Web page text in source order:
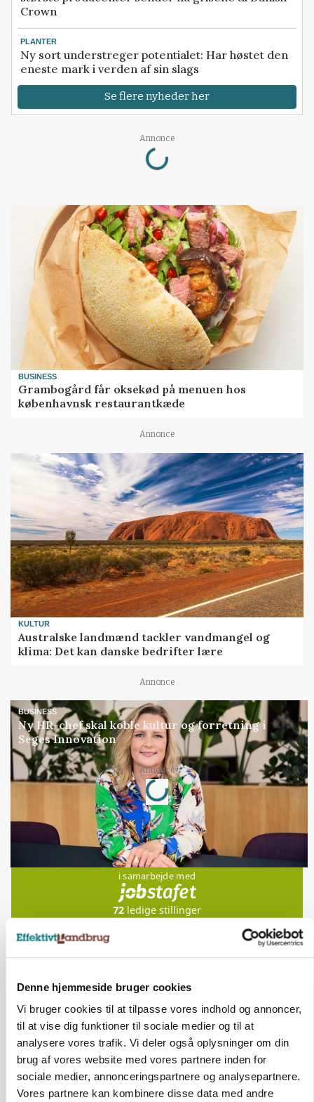
Denne hjemmeside bruger cookies
Vi bruger cookies til at tilpasse vores indhold og annoncer,
til at vise dig funktioner til sociale medier og til at
analysere vores trafik. Vi deler også oplysninger om din
brug af vores website med vores partnere inden for
sociale medier, annonceringspartnere og analysepartnere.
Vores partnere kan kombinere disse data med andre
Crown
PLANTER
Ny sort understreger potentialet: Har høstet den
eneste mark i verden af sin slags
Se flere nyheder her
Annonce
Loading...
BUSINESS
Grambogård får oksekød på menuen hos
københavnsk restaurantkæde
Annonce
KULTUR
Australske landmænd tackler vandmangel og
klima: Det kan danske bedrifter lære
Annonce
BUSINESS
Ny HR-chef skal koble kultur og forretning i
Seges Innovation
Annonce
Loading...
Jobs
i samarbejde med
72 ledige stillinger
Elevplads tilbydes ved Ringkøbing /
Trainee placement Ringkøbing
Grise
6950, Ringkøbing 06. aug.